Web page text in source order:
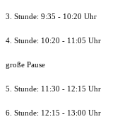
3. Stunde: 9:35 - 10:20 Uhr
4. Stunde: 10:20 - 11:05 Uhr
große Pause
5. Stunde: 11:30 - 12:15 Uhr
6. Stunde: 12:15 - 13:00 Uhr